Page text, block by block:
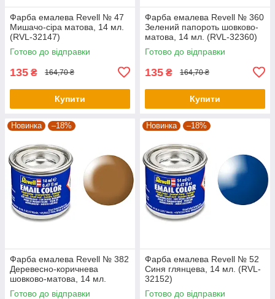
Фарба емалева Revell № 47
Мишачо-сіра матова, 14 мл.
(RVL-32147)
Готово до відправки
135 ₴ 164,70 ₴
Купити
Фарба емалева Revell № 360
Зелений папороть шовково-
матова, 14 мл. (RVL-32360)
Готово до відправки
135 ₴ 164,70 ₴
Купити
Новинка –18%
Фарба емалева Revell № 382
Деревесно-коричнева
шовково-матова, 14 мл.
(RVL-32382)
Готово до відправки
Новинка –18%
Фарба емалева Revell № 52
Синя глянцева, 14 мл. (RVL-
32152)
Готово до відправки